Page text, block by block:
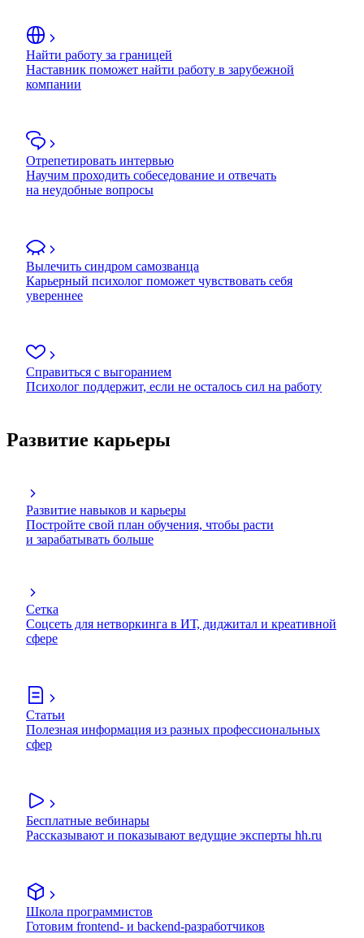
Найти работу за границей
Наставник поможет найти работу в зарубежной
компании
Отрепетировать интервью
Научим проходить собеседование и отвечать
на неудобные вопросы
Вылечить синдром самозванца
Карьерный психолог поможет чувствовать себя
увереннее
Справиться с выгоранием
Психолог поддержит, если не осталось сил на работу
Развитие карьеры
Развитие навыков и карьеры
Постройте свой план обучения, чтобы расти
и зарабатывать больше
Сетка
Соцсеть для нетворкинга в ИТ, диджитал и креативной
сфере
Статьи
Полезная информация из разных профессиональных
сфер
Бесплатные вебинары
Рассказывают и показывают ведущие эксперты hh.ru
Школа программистов
Готовим frontend- и backend-разработчиков